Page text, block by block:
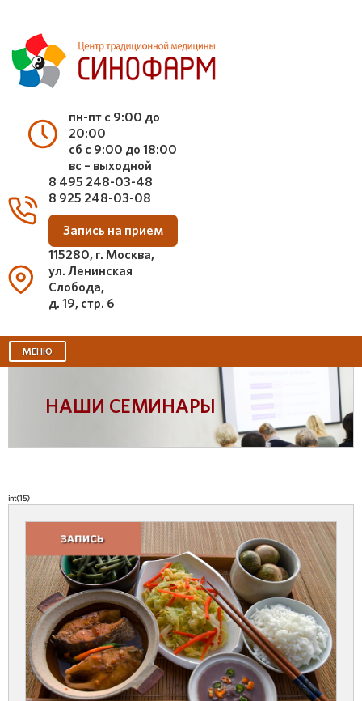
пн-пт с 9:00 до
20:00
сб с 9:00 до 18:00
вс – выходной
8 495 248-03-48
8 925 248-03-08
Запись на прием
115280, г. Москва,
ул. Ленинская
Слобода,
д. 19, стр. 6
МЕНЮ
НАШИ СЕМИНАРЫ
int(15)